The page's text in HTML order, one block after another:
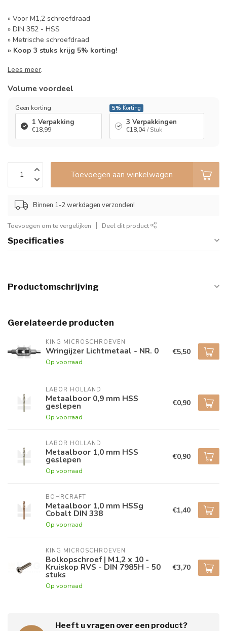
» Voor M1,2 schroefdraad
» DIN 352 - HSS
» Metrische schroefdraad
» Koop 3 stuks krijg 5% korting!
Lees meer.
Volume voordeel
Geen korting
1 Verpakking
€18,99
5% Korting
3 Verpakkingen
€18,04/ Stuk
Toevoegen aan winkelwagen
Binnen 1-2 werkdagen verzonden!
Toevoegen om te vergelijken Deel dit product
Specificaties
Productomschrijving
Gerelateerde producten
KING MICROSCHROEVEN
Wringijzer Lichtmetaal - NR. 0
Op voorraad
€5,50
LABOR HOLLAND
Metaalboor 0,9 mm HSS
geslepen
Op voorraad
€0,90
LABOR HOLLAND
Metaalboor 1,0 mm HSS
geslepen
Op voorraad
€0,90
BOHRCRAFT
Metaalboor 1,0 mm HSSg
Cobalt DIN 338
Op voorraad
€1,40
KING MICROSCHROEVEN
Bolkopschroef | M1,2 x 10 -
Kruiskop RVS - DIN 7985H - 50
stuks
Op voorraad
€3,70
Heeft u vragen over een product?